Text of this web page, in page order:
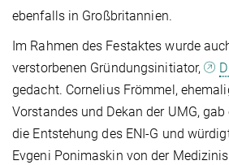
ebenfalls in Großbritannien.
Im Rahmen des Festaktes wurde
verstorbenen Gründungsinitiator,
gedacht. Cornelius Frömmel,
Vorstandes und Dekan der UMG,
die Entstehung des ENI-G und
Evgeni Ponimaskin von der